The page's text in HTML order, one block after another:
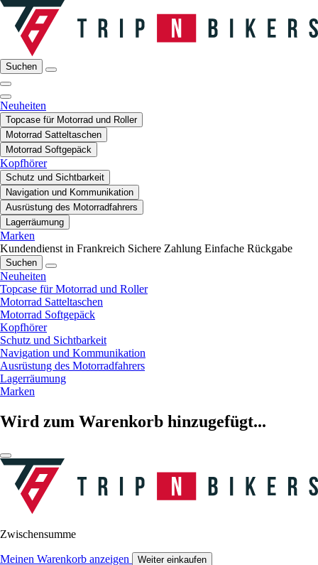
Suchen
Neuheiten
Topcase für Motorrad und Roller
Motorrad Satteltaschen
Motorrad Softgepäck
Kopfhörer
Schutz und Sichtbarkeit
Navigation und Kommunikation
Ausrüstung des Motorradfahrers
Lagerräumung
Marken
Kundendienst in Frankreich Sichere Zahlung Einfache Rückgabe
Suchen
Neuheiten
Topcase für Motorrad und Roller
Motorrad Satteltaschen
Motorrad Softgepäck
Kopfhörer
Schutz und Sichtbarkeit
Navigation und Kommunikation
Ausrüstung des Motorradfahrers
Lagerräumung
Marken
Wird zum Warenkorb hinzugefügt...
Zwischensumme
Meinen Warenkorb anzeigen Weiter einkaufen